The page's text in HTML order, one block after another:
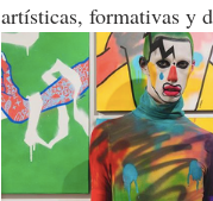
artísticas, formativas y